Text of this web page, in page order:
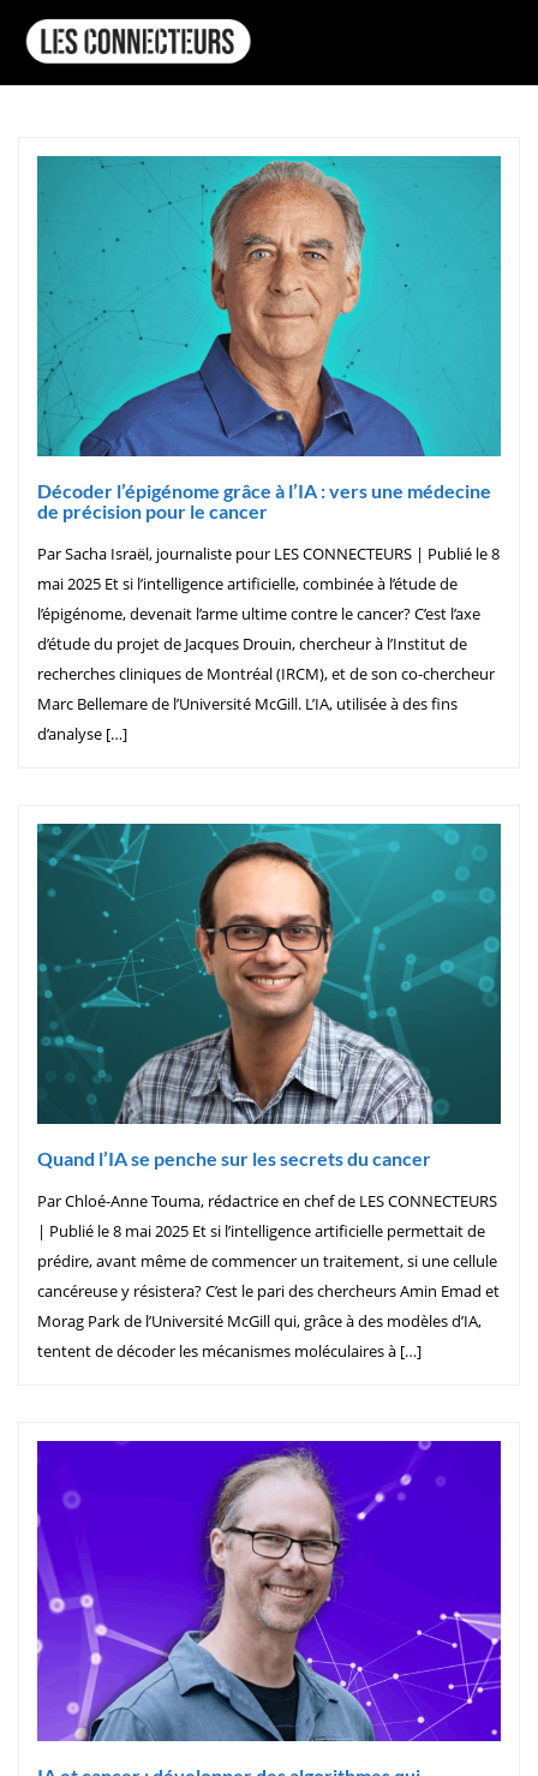
Décoder l’épigénome grâce à l’IA : vers une médecine
de précision pour le cancer
Par Sacha Israël, journaliste pour LES CONNECTEURS | Publié le 8
mai 2025 Et si l’intelligence artificielle, combinée à l’étude de
l’épigénome, devenait l’arme ultime contre le cancer? C’est l’axe
d’étude du projet de Jacques Drouin, chercheur à l’Institut de
recherches cliniques de Montréal (IRCM), et de son co-chercheur
Marc Bellemare de l’Université McGill. L’IA, utilisée à des fins
d’analyse […]
Quand l’IA se penche sur les secrets du cancer
Par Chloé-Anne Touma, rédactrice en chef de LES CONNECTEURS
| Publié le 8 mai 2025 Et si l’intelligence artificielle permettait de
prédire, avant même de commencer un traitement, si une cellule
cancéreuse y résistera? C’est le pari des chercheurs Amin Emad et
Morag Park de l’Université McGill qui, grâce à des modèles d’IA,
tentent de décoder les mécanismes moléculaires à […]